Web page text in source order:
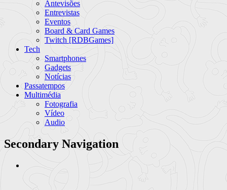
Antevisões
Entrevistas
Eventos
Board & Card Games
Twitch [RDBGames]
Tech
Smartphones
Gadgets
Notícias
Passatempos
Multimédia
Fotografia
Vídeo
Audio
Secondary Navigation